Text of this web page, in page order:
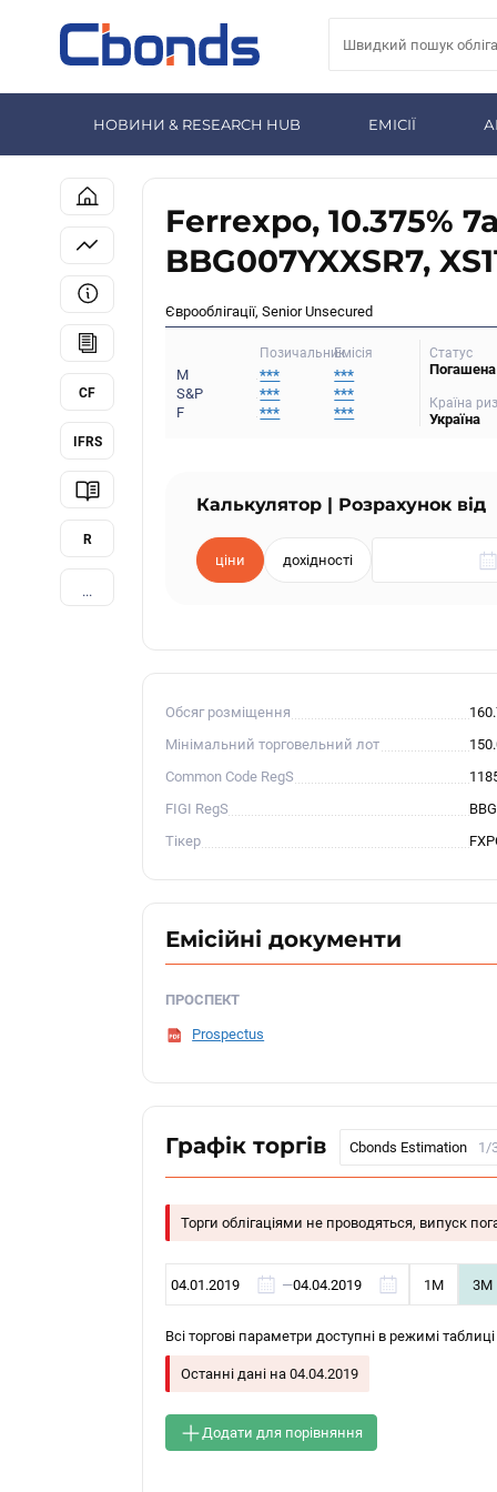
НОВИНИ & RESEARCH HUB ЕМІСІЇ
CF
IFRS
R
...
Ferrexpo, 10.375%
BBG007YXXSR7,
Єврооблігації, Senior Unsecured
Емісія
Позичальник
M ***
***
S&P
***
***
F
***
***
Статус
Погашена
Країна
Україна
Калькулятор | Розрахунок від
ціни дохідності
Обсяг розміщення
Мінімальний торговельний лот
Common Code RegS
FIGI RegS
Тікер
Емісійні документи
ПРОСПЕКТ
Prospectus
Графік торгів Cbonds Estimation 1/
Торги облігаціями не проводяться, випуск
— 1М 3М
Всі торгові параметри доступні в режимі таблиці
Останні дані на04.04.2019
Додати для порівняння